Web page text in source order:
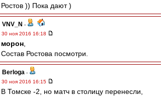
Ростов )) Пока дают )
VNV_N -
30 ноя 2016 16:18
морон
Состав Ростова посмотри.
Berloga -
30 ноя 2016 16:15
В Томске -2, но матч в столицу перенесли,